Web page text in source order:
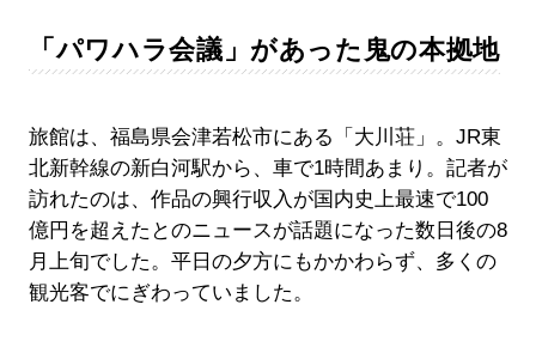
「パワハラ会議」があった鬼の本拠地
旅館は、福島県会津若松市にある「大川荘」。JR東
北新幹線の新白河駅から、車で1時間あまり。記者が
訪れたのは、作品の興行収入が国内史上最速で100
億円を超えたとのニュースが話題になった数日後の8
月上旬でした。平日の夕方にもかかわらず、多くの
観光客でにぎわっていました。